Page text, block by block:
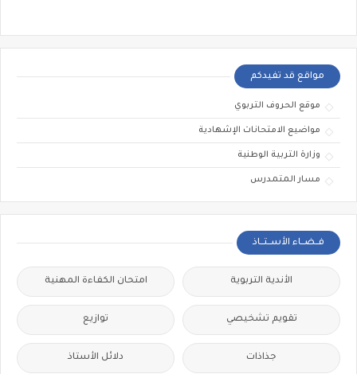
مواقع قد تفيدكم
موقع الحروف التربوي
مواضيع الامتحانات الإشهادية
وزارة التربية الوطنية
مسار المتمدرس
فــضــاء الأســتــاذ
الأندية التربوية امتحان الكفاءة المهنية
تقويم تشخيصي توازيع
جذاذات دلائل الأستاذ